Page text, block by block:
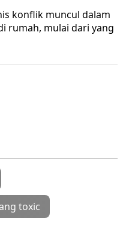
konflik muncul dalam
rumah, mulai dari yang
toxic